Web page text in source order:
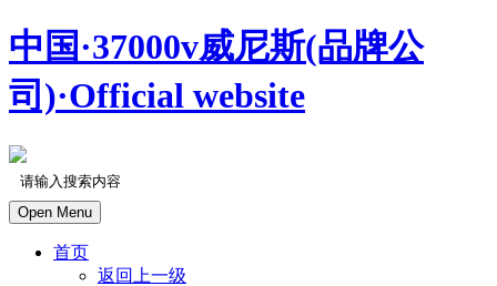
中国·37000v威尼斯(品牌公
司)·Official website
Open Menu
首页
返回上一级